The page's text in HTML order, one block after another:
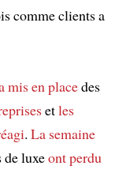
comme clients a
mis en placedes
etles
. La semaine
luxeont perdu